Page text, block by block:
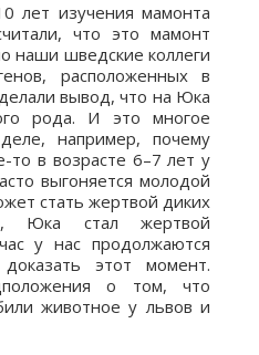
лет изучения мамонта
что это мамонт
наши шведские коллеги
расположенных в
вывод, что на Юка
рода. И это многое
например, почему
то в возрасте 6–7 лет у
выгоняется молодой
стать жертвой диких
Юка стал жертвой
у нас продолжаются
этот момент.
о том, что
животное у львов и